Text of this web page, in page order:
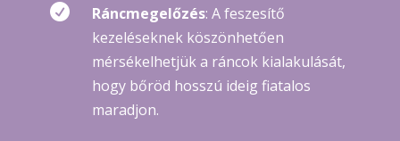
 Ráncmegelőzés: A feszesítő
kezeléseknek köszönhetően
mérsékelhetjük a ráncok kialakulását,
hogy bőröd hosszú ideig fiatalos
maradjon.